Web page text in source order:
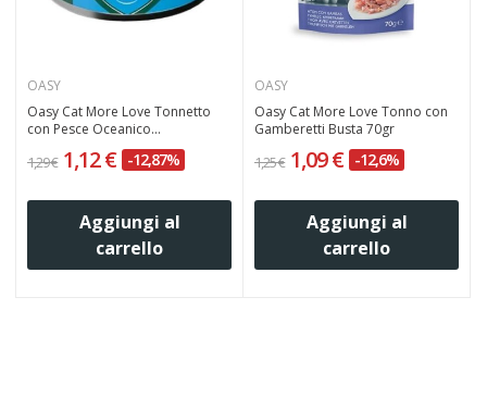
OASY
Oasy Cat More Love Tonnetto
con Pesce Oceanico...
1,29 € 1,12 € -12,87%
Aggiungi al
carrello
OASY
Oasy Cat More Love Tonno con
Gamberetti Busta 70gr
1,25 € 1,09 € -12,6%
Aggiungi al
carrello